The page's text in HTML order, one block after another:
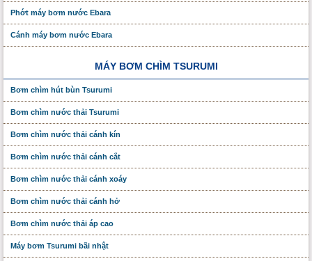
Phớt máy bơm nước Ebara
Cánh máy bơm nước Ebara
MÁY BƠM CHÌM TSURUMI
Bơm chìm hút bùn Tsurumi
Bơm chìm nước thải Tsurumi
Bơm chìm nước thải cánh kín
Bơm chìm nước thải cánh cắt
Bơm chìm nước thải cánh xoáy
Bơm chìm nước thải cánh hở
Bơm chìm nước thải áp cao
Máy bơm Tsurumi bãi nhật